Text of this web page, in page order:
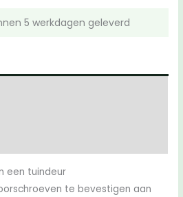
5 werkdagen geleverd
een tuindeur
te bevestigen aan